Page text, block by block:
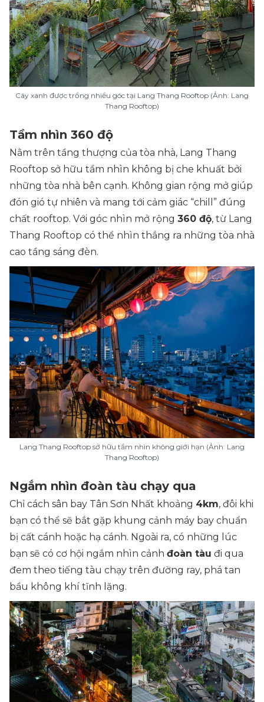
Cây xanh được trồng nhiều góc tại Lang Thang Rooftop (Ảnh: Lang
Thang Rooftop)
Tầm nhìn 360 độ
Nằm trên tầng thượng của tòa nhà, Lang Thang
Rooftop sở hữu tầm nhìn không bị che khuất bởi
những tòa nhà bên cạnh. Không gian rộng mở giúp
đón gió tự nhiên và mang tới cảm giác “chill” đúng
chất rooftop. Với góc nhìn mở rộng 360 độ, từ Lang
Thang Rooftop có thể nhìn thẳng ra những tòa nhà
cao tầng sáng đèn.
Lang Thang Rooftop sở hữu tầm nhìn không giới hạn (Ảnh: Lang
Thang Rooftop)
Ngắm nhìn đoàn tàu chạy qua
Chỉ cách sân bay Tân Sơn Nhất khoảng 4km, đôi khi
bạn có thể sẽ bắt gặp khung cảnh máy bay chuẩn
bị cất cánh hoặc hạ cánh. Ngoài ra, có những lúc
bạn sẽ có cơ hội ngắm nhìn cảnh đoàn tàu đi qua
đem theo tiếng tàu chạy trên đường ray, phá tan
bầu không khí tĩnh lặng.